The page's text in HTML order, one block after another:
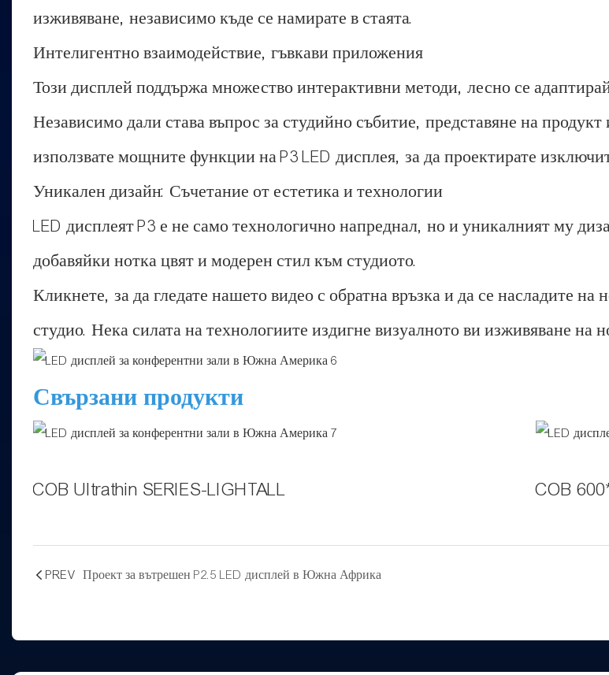
изживяване, независимо къде се намирате в стаята.
Интелигентно взаимодействие, гъвкави приложения
Този дисплей поддържа множество интерактивни методи, лесно се
Независимо дали става въпрос за студийно събитие, представяне на
използвате мощните функции на P3 LED дисплея, за да проектирате
Уникален дизайн: Съчетание от естетика и технологии
LED дисплеят P3 е не само технологично напреднал, но и уникалният му
добавяйки нотка цвят и модерен стил към студиото.
Кликнете, за да гледате нашето видео с обратна връзка и да се насладите
студио. Нека силата на технологиите издигне визуалното ви изживяване на
Свързани продукти
COB Ultrathin SERIES-LIGHTALL COB
PREV Проект за вътрешен P2.5 LED дисплей в Южна Африка